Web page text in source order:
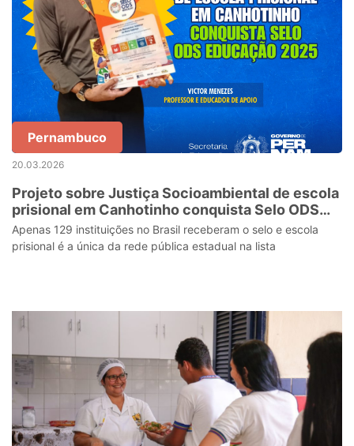
Pernambuco
20.03.2026
Projeto sobre Justiça Socioambiental de escola
prisional em Canhotinho conquista Selo ODS
Educação 2025 e ganha destaque nacional
Apenas 129 instituições no Brasil receberam o selo e escola
prisional é a única da rede pública estadual na lista